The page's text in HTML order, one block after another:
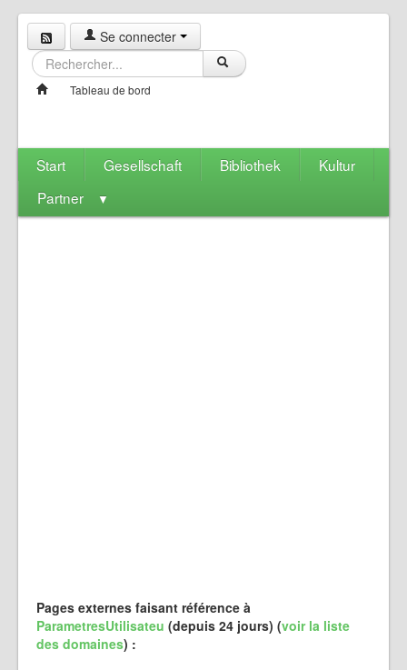
Se connecter
Tableau de bord
Start Gesellschaft Bibliothek
Kultur
Partner
▼
Pages externes faisant référence à
ParametresUtilisateu (depuis 24 jours) (voir la liste
des domaines) :